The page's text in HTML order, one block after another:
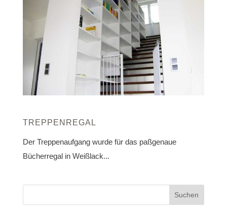
TREPPENREGAL
Der Treppenaufgang wurde für das paßgenaue
Bücherregal in Weißlack...